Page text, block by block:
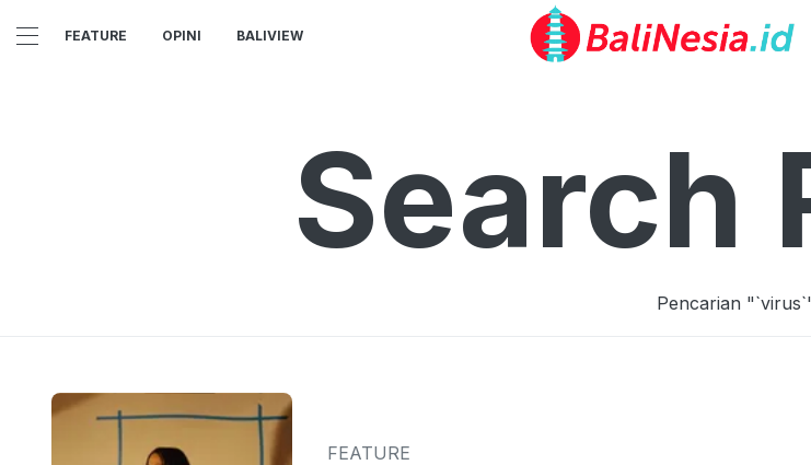
FEATURE OPINI BALIVIEW
Search
Pencarian "`virus
FEATURE